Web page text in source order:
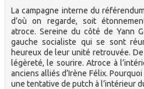
La campagne interne du
d’où on regarde, soit
atroce. Sereine du côté de Yann
gauche socialiste qui se sont
heureux de leur unité retrouvée.
légèreté, le sourire. Atroce à
anciens alliés d’Irène Félix.
une tentative de putch à l’intérieur